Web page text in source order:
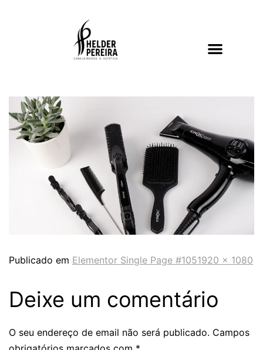
Publicado em Elementor Single Page #1051920 × 1080
Deixe um comentário
O seu endereço de email não será publicado. Campos